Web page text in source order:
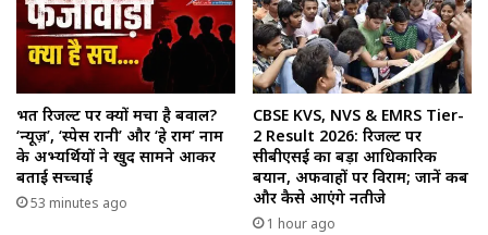
भर्ती रिजल्ट पर क्यों मचा है बवाल?
‘न्यूज़’, ‘स्पेस रानी’ और ‘हे राम’ नाम
के अभ्यर्थियों ने खुद सामने आकर
बताई सच्चाई
53 minutes ago
CBSE KVS, NVS & EMRS Tier-
2 Result 2026: रिजल्ट पर
सीबीएसई का बड़ा आधिकारिक
बयान, अफवाहों पर विराम; जानें कब
और कैसे आएंगे नतीजे
1 hour ago